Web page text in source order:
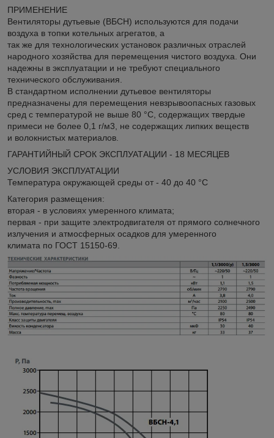
ПРИМЕНЕНИЕ
Вентиляторы дутьевые (ВБСН) используются для подачи
воздуха в топки котельных агрегатов, а
так же для технологических установок различных отраслей
народного хозяйства для перемещения чистого воздуха. Они
надежны в эксплуатации и не требуют специального
технического обслуживания.
В стандартном исполнении дутьевое вентиляторы
предназначены для перемещения невзрывоопасных газовых
сред с температурой не выше 80 °С, содержащих твердые
примеси не более 0,1 г/м3, не содержащих липких веществ
и волокнистых материалов.
ГАРАНТИЙНЫЙ СРОК ЭКСПЛУАТАЦИИ - 18 МЕСЯЦЕВ
УСЛОВИЯ ЭКСПЛУАТАЦИИ
Температура окружающей среды от - 40 до 40 °С
Категория размещения:
вторая - в условиях умеренного климата;
первая - при защите электродвигателя от прямого солнечного
излучения и атмосферных осадков для умеренного
климата по ГОСТ 15150-69.